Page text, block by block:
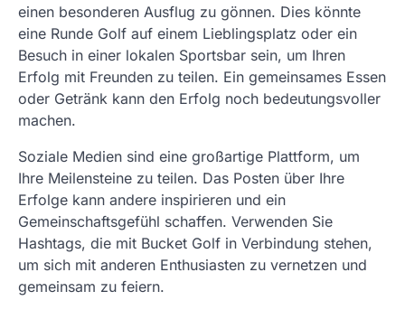
einen besonderen Ausflug zu gönnen. Dies könnte
eine Runde Golf auf einem Lieblingsplatz oder ein
Besuch in einer lokalen Sportsbar sein, um Ihren
Erfolg mit Freunden zu teilen. Ein gemeinsames Essen
oder Getränk kann den Erfolg noch bedeutungsvoller
machen.
Soziale Medien sind eine großartige Plattform, um
Ihre Meilensteine zu teilen. Das Posten über Ihre
Erfolge kann andere inspirieren und ein
Gemeinschaftsgefühl schaffen. Verwenden Sie
Hashtags, die mit Bucket Golf in Verbindung stehen,
um sich mit anderen Enthusiasten zu vernetzen und
gemeinsam zu feiern.